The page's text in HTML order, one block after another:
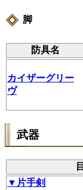
脚
防具名
カイザーグリー
ヴ
武器
▼片手剣